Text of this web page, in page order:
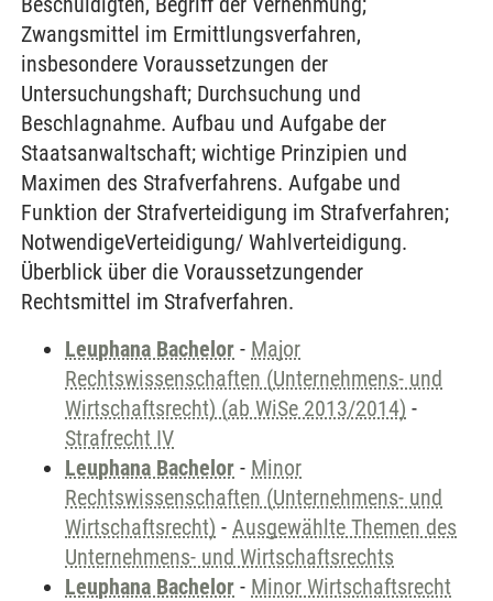
Zwangsmittel im Ermittlungsverfahren,
insbesondere Voraussetzungen der
Untersuchungshaft; Durchsuchung und
Beschlagnahme. Aufbau und Aufgabe der
Staatsanwaltschaft; wichtige Prinzipien und
Maximen des Strafverfahrens. Aufgabe und
Funktion der Strafverteidigung im Strafverfahren;
NotwendigeVerteidigung/ Wahlverteidigung.
Überblick über die Voraussetzungender
Rechtsmittel im Strafverfahren.
Leuphana Bachelor - Major
Rechtswissenschaften (Unternehmens- und
Wirtschaftsrecht) (ab WiSe 2013/2014) -
Strafrecht IV
Leuphana Bachelor - Minor
Rechtswissenschaften (Unternehmens- und
Wirtschaftsrecht) - Ausgewählte Themen des
Unternehmens- und Wirtschaftsrechts
Leuphana Bachelor - Minor Wirtschaftsrecht